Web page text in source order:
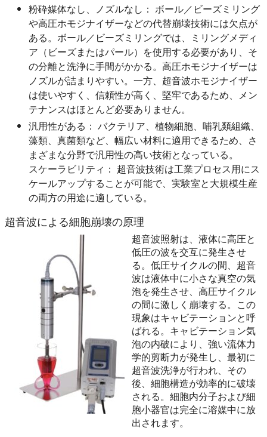
粉砕媒体なし、ノズルなし： ボール／ビーズミリング
や高圧ホモジナイザーなどの代替崩壊技術には欠点が
ある。ボール／ビーズミリングでは、ミリングメディ
ア（ビーズまたはパール）を使用する必要があり、そ
の分離と洗浄に手間がかかる。高圧ホモジナイザーは
ノズルが詰まりやすい。一方、超音波ホモジナイザー
は使いやすく、信頼性が高く、堅牢であるため、メン
テナンスはほとんど必要ありません。
汎用性がある： バクテリア、植物細胞、哺乳類組織、
藻類、真菌類など、幅広い材料に適用できるため、さ
まざまな分野で汎用性の高い技術となっている。
スケーラビリティ： 超音波技術は工業プロセス用にス
ケールアップすることが可能で、実験室と大規模生産
の両方の用途に適している。
超音波による細胞崩壊の原理
超音波照射は、液体に高圧と
低圧の波を交互に発生させ
る。低圧サイクルの間、超音
波は液体中に小さな真空の気
泡を発生させ、高圧サイクル
の間に激しく崩壊する。この
現象はキャビテーションと呼
ばれる。キャビテーション気
泡の内破により、強い流体力
学的剪断力が発生し、最初に
超音波洗浄が行われ、その
後、細胞構造が効率的に破壊
される。細胞内分子および細
胞小器官は完全に溶媒中に放
出されます。